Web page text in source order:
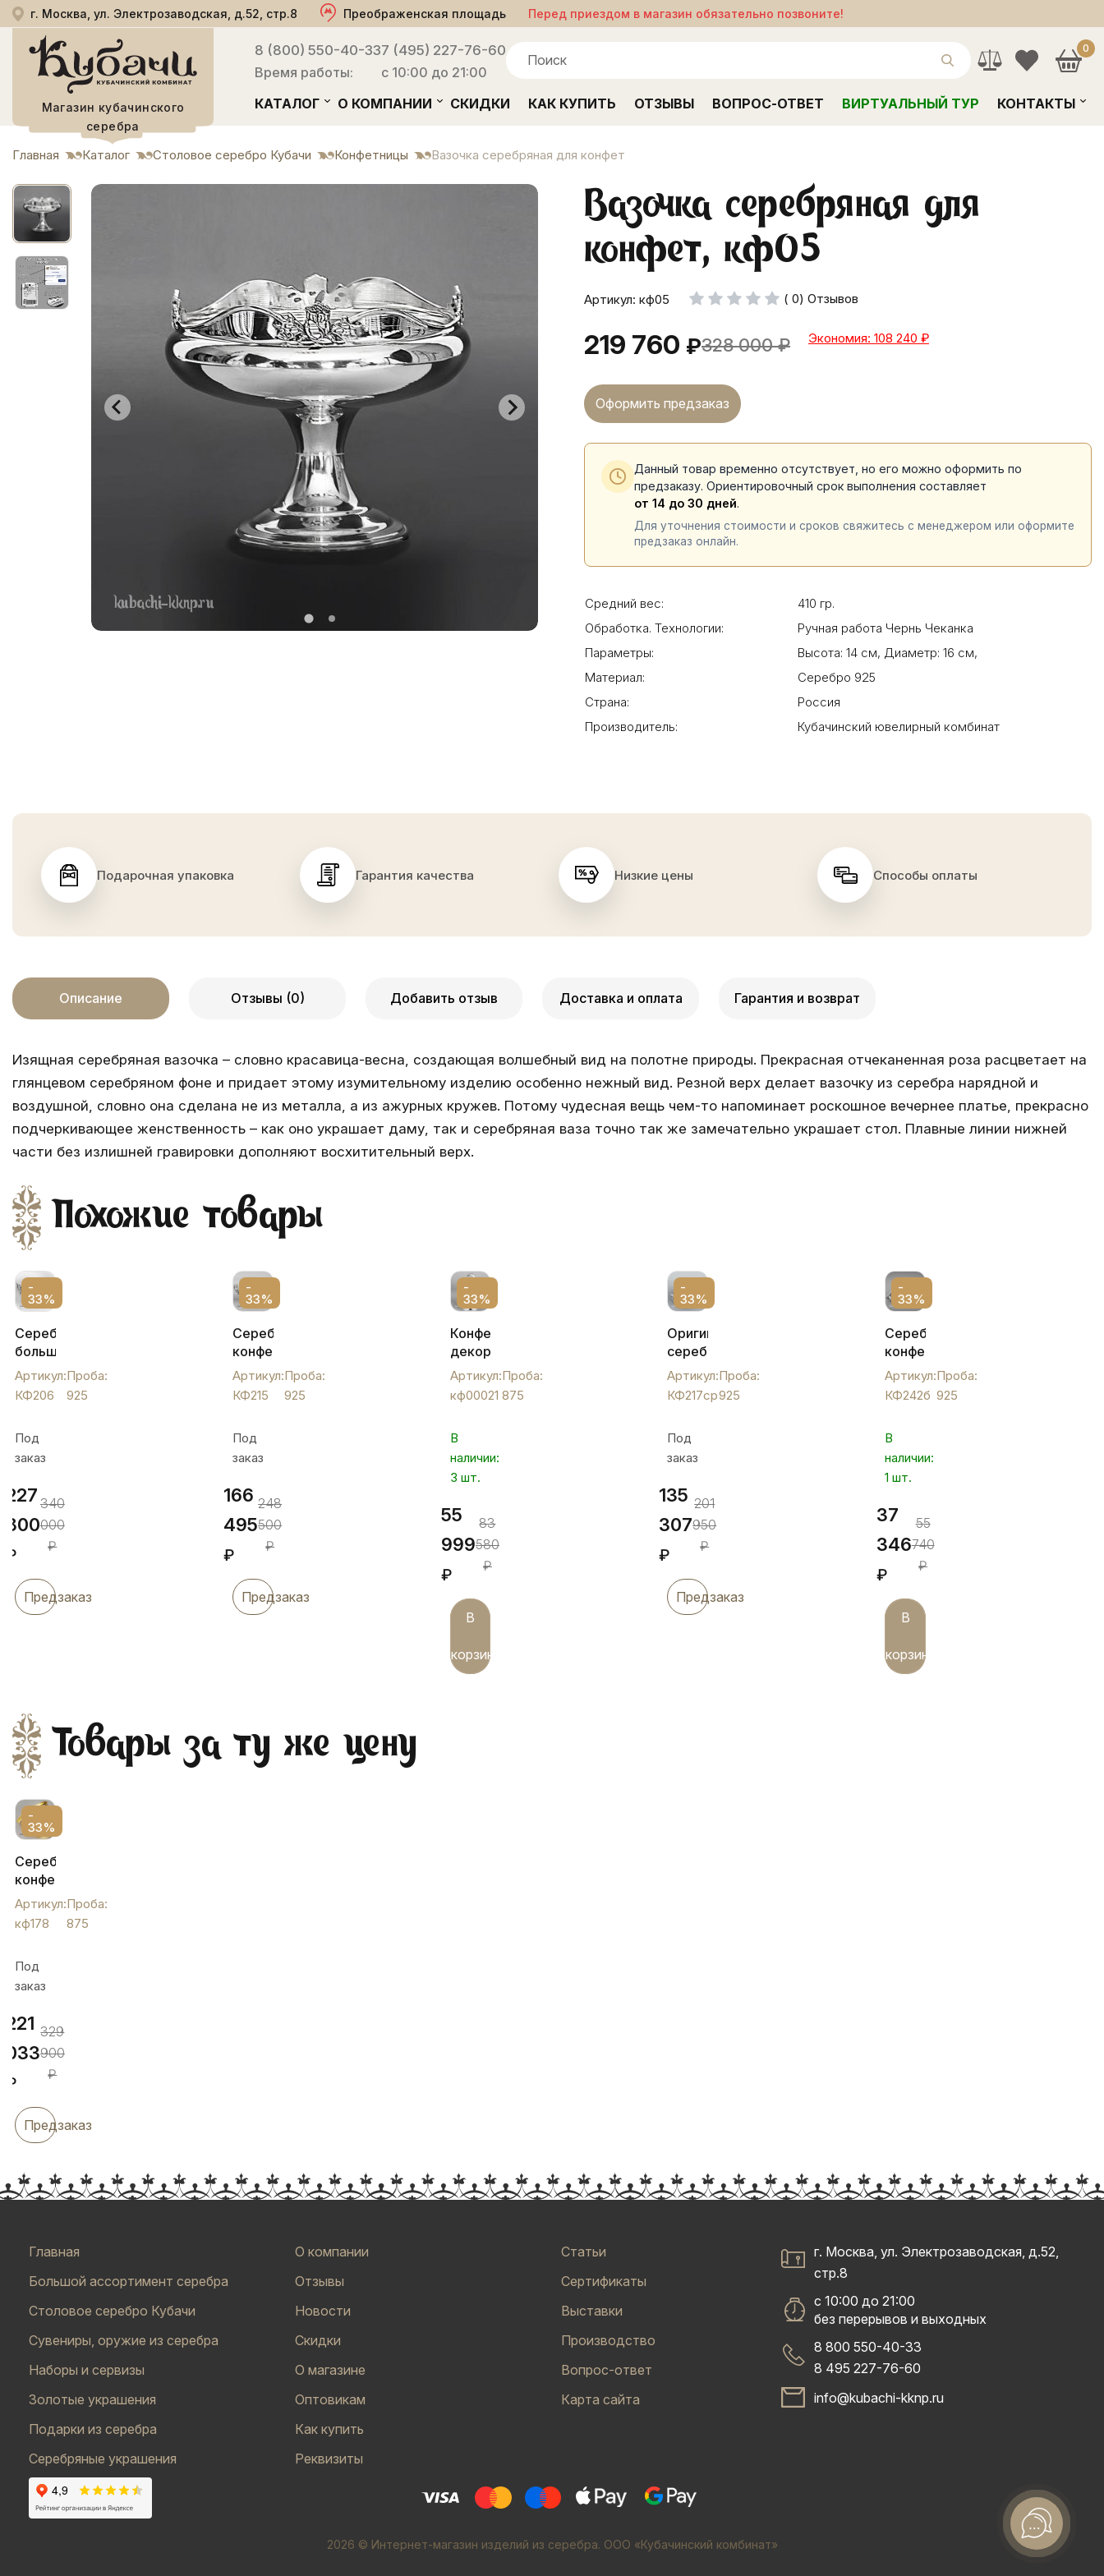
г. Москва, ул. Электрозаводская, д.52, стр.8 Преображенская площадь Перед приездом в магазин обязательно позвоните!
Магазин кубачинского
серебра
8 (800) 550-40-33
Время работы:
7 (495) 227-76-60
с 10:00 до 21:00
0
КАТАЛОГ О КОМПАНИИ СКИДКИ КАК КУПИТЬ ОТЗЫВЫ ВОПРОС-ОТВЕТ ВИРТУАЛЬНЫЙ ТУР КОНТАКТЫ
Главная Каталог Столовое серебро Кубачи Конфетницы Вазочка серебряная для конфет
Вазочка серебряная для
конфет, кф05
Артикул: кф05 ( 0) Отзывов
219 760 ₽328 000 ₽ Экономия: 108 240 ₽
Оформить предзаказ
Данный товар временно отсутствует, но его можно оформить по
предзаказу. Ориентировочный срок выполнения составляет
от 14 до 30 дней.
Для уточнения стоимости и сроков свяжитесь с менеджером или оформите
предзаказ онлайн.
Средний вес:
410 гр.
Обработка. Технологии:
Ручная работа Чернь Чеканка
Параметры:
Высота: 14 см, Диаметр: 16 см,
Материал:
Серебро 925
Страна:
Россия
Производитель:
Кубачинский ювелирный комбинат
Подарочная упаковка Гарантия качества Низкие цены Способы оплаты
Описание Отзывы (0) Добавить отзыв Доставка и оплата Гарантия и возврат
Изящная серебряная вазочка – словно красавица-весна, создающая волшебный вид на полотне природы. Прекрасная отчеканенная роза расцветает на
глянцевом серебряном фоне и придает этому изумительному изделию особенно нежный вид. Резной верх делает вазочку из серебра нарядной и
воздушной, словно она сделана не из металла, а из ажурных кружев. Потому чудесная вещь чем-то напоминает роскошное вечернее платье, прекрасно
подчеркивающее женственность – как оно украшает даму, так и серебряная ваза точно так же замечательно украшает стол. Плавные линии нижней
части без излишней гравировки дополняют восхитительный верх.
Похожие товары
-
33%
Серебряная
большая
винтажная
конфетница,
КФ206
Артикул:
КФ206
Проба:
925
Под
заказ
227
800
₽
340
000
₽
Предзаказ
-
33%
Серебряная
конфетница-
ладья,
КФ215
Артикул:
КФ215
Проба:
925
Под
заказ
166
495
₽
248
500
₽
Предзаказ
-
33%
Конфетница
декоративная,
кф00021
Артикул:
кф00021
Проба:
875
В
наличии:
3 шт.
55
999
₽
83
580
₽
В
корзину
-
33%
Оригинальная
серебряная
конфетница
"Роза",
КФ217ср
Артикул:
КФ217ср
Проба:
925
Под
заказ
135
307
₽
201
950
₽
Предзаказ
-
33%
Серебряная
конфетница
"Ивовый
лист"
с
КФ242б
Артикул:
КФ242б
Проба:
925
В
наличии:
1 шт.
37
346
₽
55
740
₽
В
корзину
Товары за ту же цену
-
33%
Серебряная
конфетница
с
позолотой
и
«Финифть»,
кф178
Артикул:
кф178
Проба:
875
Под
заказ
221
033
₽
329
900
₽
Предзаказ
Главная
Большой ассортимент серебра
Столовое серебро Кубачи
Сувениры, оружие из серебра
Наборы и сервизы
Золотые украшения
Подарки из серебра
Серебряные украшения
О компании
Отзывы
Новости
Скидки
О магазине
Оптовикам
Как купить
Реквизиты
Статьи
Сертификаты
Выставки
Производство
Вопрос-ответ
Карта сайта
г. Москва, ул. Электрозаводская, д.52,
стр.8
с 10:00 до 21:00
без перерывов и выходных
8 800 550-40-33
8 495 227-76-60
info@kubachi-kknp.ru
2026 © Интернет-магазин изделий из серебра. ООО «Кубачинский комбинат»